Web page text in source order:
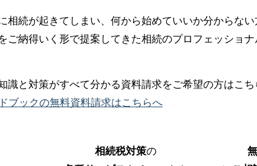
相続が起きてしまい、何から始めていいか分からない
ご納得いく形で提案してきた相続のプロフェッショ
識と対策がすべて分かる資料請求をご希望の方はこち
ブックの無料資料請求はこちらへ
相続税対策の